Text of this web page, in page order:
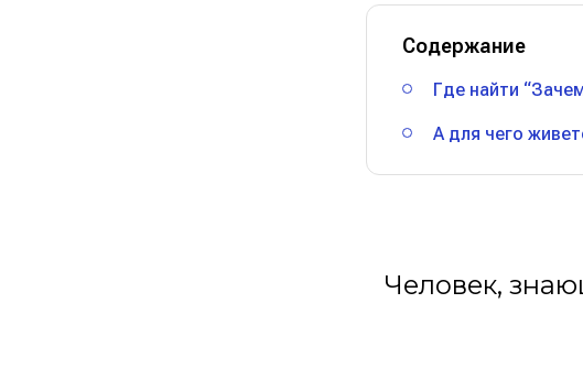
Содержание
Где найти
А для чего
Человек,